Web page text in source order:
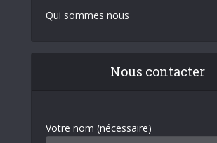
Qui sommes nous
Nous contacter
Votre nom (nécessaire)